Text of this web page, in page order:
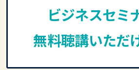
ビジネスセミ
無料聴講いただ